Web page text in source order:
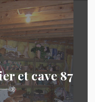
et cave 87